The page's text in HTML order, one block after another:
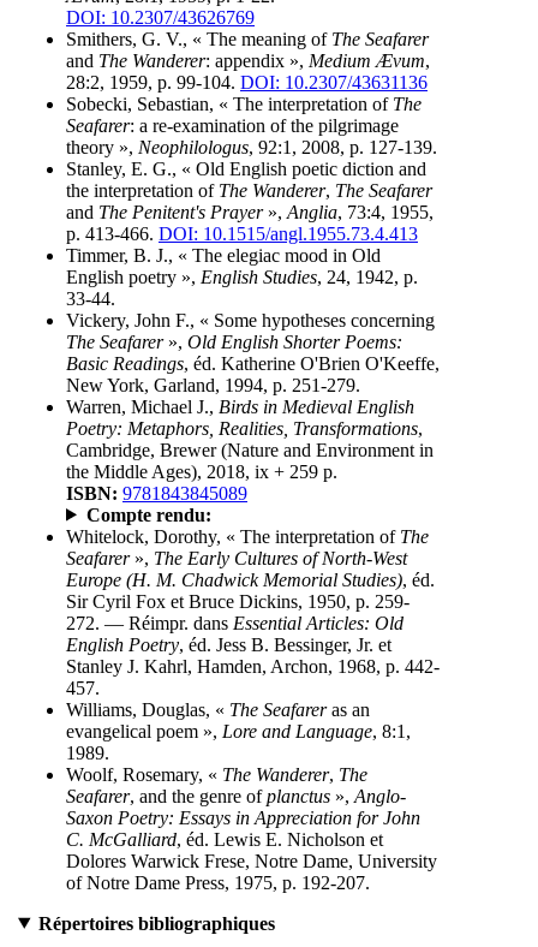
DOI: 10.2307/43626769
Smithers, G. V., « The meaning of The Seafarer
and The Wanderer: appendix », Medium Ævum,
28:2, 1959, p. 99-104. DOI: 10.2307/43631136
Sobecki, Sebastian, « The interpretation of The
Seafarer: a re-examination of the pilgrimage
theory », Neophilologus, 92:1, 2008, p. 127-139.
Stanley, E. G., « Old English poetic diction and
the interpretation of The Wanderer, The Seafarer
and The Penitent's Prayer», Anglia, 73:4, 1955,
p. 413-466. DOI: 10.1515/angl.1955.73.4.413
Timmer, B. J., « The elegiac mood in Old
English poetry », English Studies, 24, 1942, p.
33-44.
Vickery, John F., « Some hypotheses concerning
The Seafarer», Old English Shorter Poems:
Basic Readings, éd. Katherine O'Brien O'Keeffe,
New York, Garland, 1994, p. 251-279.
Warren, Michael J., Birds in Medieval English
Poetry: Metaphors, Realities, Transformations,
Cambridge, Brewer (Nature and Environment in
the Middle Ages), 2018, ix + 259 p.
ISBN: 9781843845089
Compte rendu:
Whitelock, Dorothy, « The interpretation of The
Seafarer», The Early Cultures of North-West
Europe (H. M. Chadwick Memorial Studies), éd.
Sir Cyril Fox et Bruce Dickins, 1950, p. 259-
272. — Réimpr. dans Essential Articles: Old
English Poetry, éd. Jess B. Bessinger, Jr. et
Stanley J. Kahrl, Hamden, Archon, 1968, p. 442-
457.
Williams, Douglas, « The Seafareras an
evangelical poem », Lore and Language, 8:1,
1989.
Woolf, Rosemary, « The Wanderer, The
Seafarer, and the genre ofplanctus », Anglo-
Saxon Poetry: Essays in Appreciation for John
C. McGalliard, éd. Lewis E. Nicholson et
Dolores Warwick Frese, Notre Dame, University
of Notre Dame Press, 1975, p. 192-207.
Répertoires bibliographiques